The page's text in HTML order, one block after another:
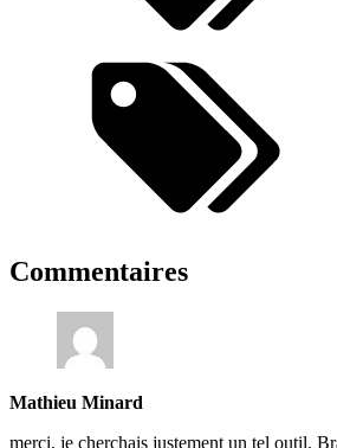
Commentaires
Mathieu Minard
merci, je cherchais justement un tel outil.